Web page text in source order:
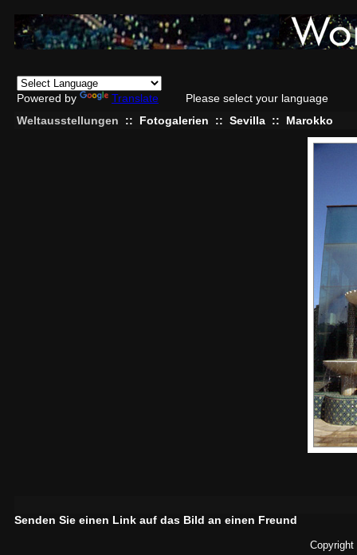
Powered by Translate
Please select your language
Weltausstellungen
:: Fotogalerien :: Sevilla :: Marokko
Senden Sie einen Link auf das Bild an einen Freund